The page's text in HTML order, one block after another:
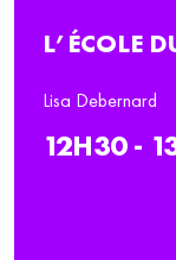
L’ÉCOLE
Lisa Debernard
12H30 -